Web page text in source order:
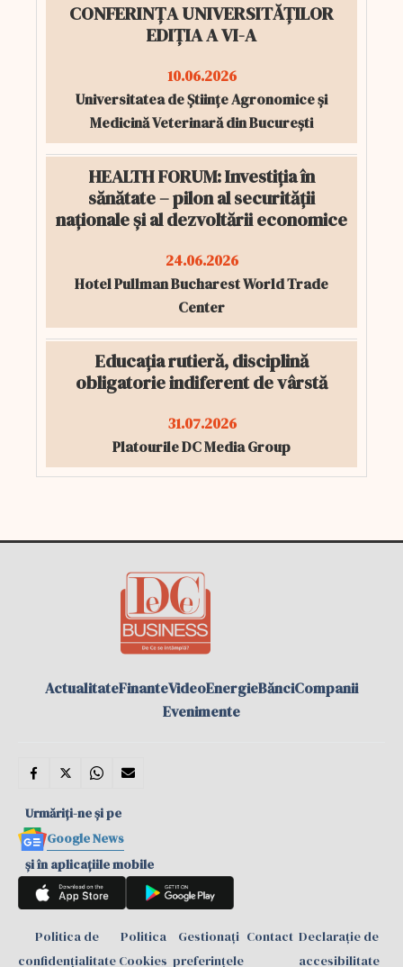
CONFERINȚA UNIVERSITĂȚILOR
EDIȚIA A VI-A
10.06.2026
Universitatea de Științe Agronomice și
Medicină Veterinară din București
HEALTH FORUM: Investiția în
sănătate – pilon al securității
naționale și al dezvoltării economice
24.06.2026
Hotel Pullman Bucharest World Trade
Center
Educația rutieră, disciplină
obligatorie indiferent de vârstă
31.07.2026
Platourile DC Media Group
ActualitateFinanteVideoEnergieBănciCompanii
Evenimente
Urmăriți-ne și pe
Google News
și în aplicațiile mobile
Politica de
confidențialitate
Politica
Cookies
Gestionați
preferințele
Contact Declarație de
accesibilitate